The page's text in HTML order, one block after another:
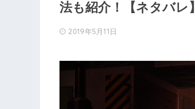
法も紹介！【ネタバレ】
2019年5月11日